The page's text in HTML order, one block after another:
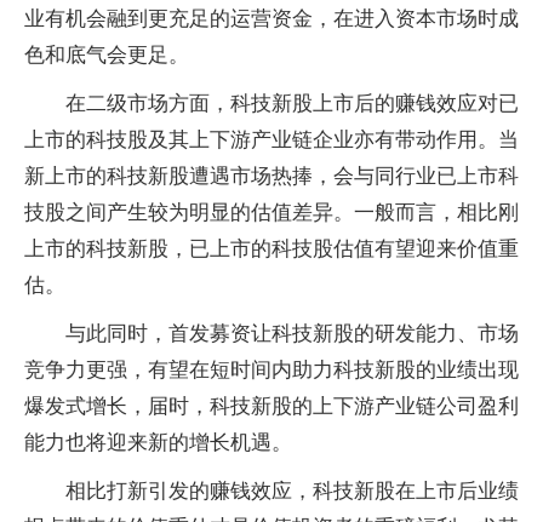
业有机会融到更充足的运营资金，在进入资本市场时成
色和底气会更足。
在二级市场方面，科技新股上市后的赚钱效应对已
上市的科技股及其上下游产业链企业亦有带动作用。当
新上市的科技新股遭遇市场热捧，会与同行业已上市科
技股之间产生较为明显的估值差异。一般而言，相比刚
上市的科技新股，已上市的科技股估值有望迎来价值重
估。
与此同时，首发募资让科技新股的研发能力、市场
竞争力更强，有望在短时间内助力科技新股的业绩出现
爆发式增长，届时，科技新股的上下游产业链公司盈利
能力也将迎来新的增长机遇。
相比打新引发的赚钱效应，科技新股在上市后业绩